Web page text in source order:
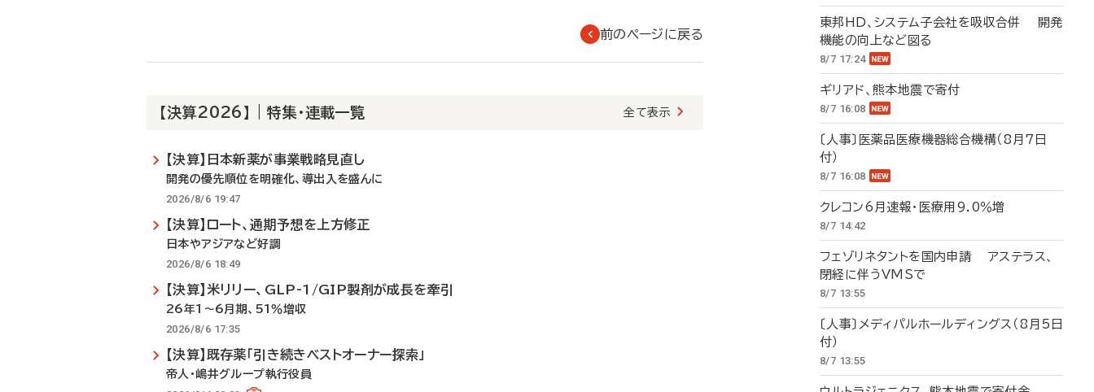
て
前のページに戻る
【決算2026】 | 特集・連載一覧 全て表示
【決算】日本新薬が事業戦略見直し
開発の優先順位を明確化、導出入を盛んに
2026/8/6 19:47
【決算】ロート、通期予想を上方修正
日本やアジアなど好調
2026/8/6 18:49
【決算】米リリー、GLP-1/GIP製剤が成長を牽引
26年1～6月期、51％増収
2026/8/6 17:35
【決算】既存薬「引き続きベストオーナー探索」
帝人・嶋井グループ執行役員
東邦HD、システム子会社を吸収合併 開発
機能の向上など図る
8/7 17:24
ギリアド、熊本地震で寄付
8/7 16:08
〔人事〕医薬品医療機器総合機構（8月7日
付）
8/7 16:08
クレコン6月速報・医療用9.0％増
8/7 14:42
フェゾリネタントを国内申請 アステラス、
閉経に伴うVMSで
8/7 13:55
〔人事〕メディパルホールディングス（8月5日
付）
8/7 13:55